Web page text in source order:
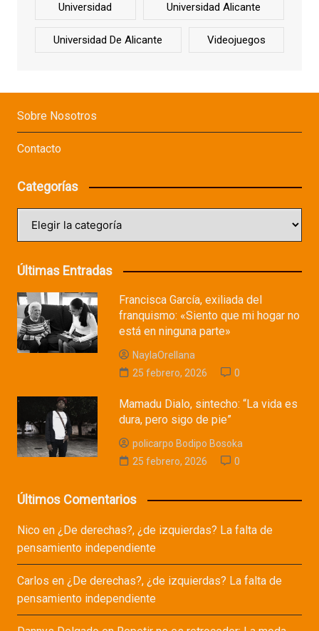
Universidad Universidad Alicante
Universidad De Alicante Videojuegos
Sobre Nosotros
Contacto
Categorías
Últimas Entradas
Francisca García, exiliada del
franquismo: «Siento que mi hogar no
está en ninguna parte»
NaylaOrellana
25 febrero, 2026
0
Mamadu Dialo, sintecho: “La vida es
dura, pero sigo de pie”
policarpo Bodipo Bosoka
25 febrero, 2026
0
Últimos Comentarios
Nicoen ¿De derechas?, ¿de izquierdas? La falta de
pensamiento independiente
Carlos en ¿De derechas?, ¿de izquierdas? La falta de
pensamiento independiente